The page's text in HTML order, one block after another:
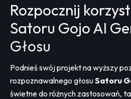
Rozpocznij
Satoru Gojo AI
Głosu
Podnieś swój projekt na wyższy
rozpoznawalnego głosuSatoru
świetne do różnych zastosowań,